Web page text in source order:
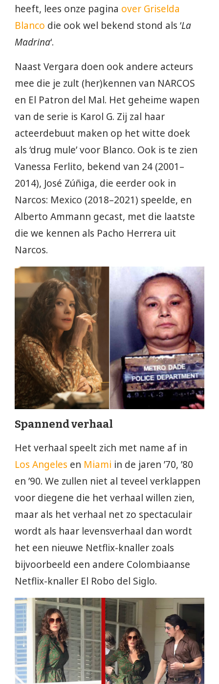
heeft, lees onze pagina over Griselda
Blanco die ook wel bekend stond als ‘La
Madrina‘.
Naast Vergara doen ook andere acteurs
mee die je zult (her)kennen van NARCOS
en El Patron del Mal. Het geheime wapen
van de serie is Karol G. Zij zal haar
acteerdebuut maken op het witte doek
als ‘drug mule’ voor Blanco. Ook is te zien
Vanessa Ferlito, bekend van 24 (2001–
2014), José Zúñiga, die eerder ook in
Narcos: Mexico (2018–2021) speelde, en
Alberto Ammann gecast, met die laatste
die we kennen als Pacho Herrera uit
Narcos.
Spannend verhaal
Het verhaal speelt zich met name af in
Los Angeles en Miami in de jaren ’70, ’80
en ’90. We zullen niet al teveel verklappen
voor diegene die het verhaal willen zien,
maar als het verhaal net zo spectaculair
wordt als haar levensverhaal dan wordt
het een nieuwe Netflix-knaller zoals
bijvoorbeeld een andere Colombiaanse
Netflix-knaller El Robo del Siglo.